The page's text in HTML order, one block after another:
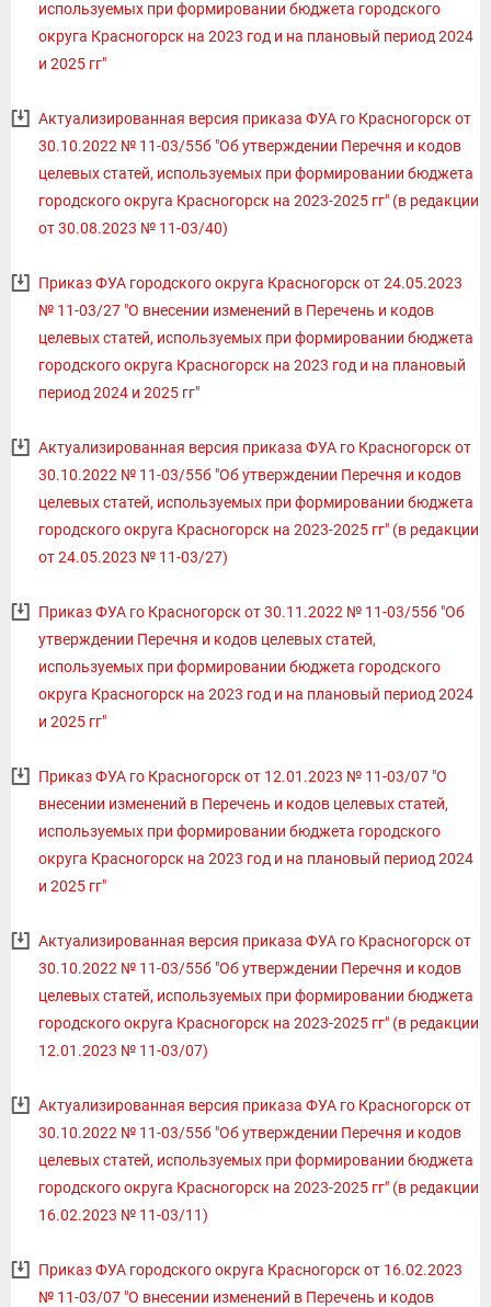
используемых при формировании бюджета городского
округа Красногорск на 2023 год и на плановый период 2024
и 2025 гг"
Актуализированная версия приказа ФУА го Красногорск от
30.10.2022 № 11-03/55б "Об утверждении Перечня и кодов
целевых статей, используемых при формировании бюджета
городского округа Красногорск на 2023-2025 гг" (в редакции
от 30.08.2023 № 11-03/40)
Приказ ФУА городского округа Красногорск от 24.05.2023
№ 11-03/27 "О внесении изменений в Перечень и кодов
целевых статей, используемых при формировании бюджета
городского округа Красногорск на 2023 год и на плановый
период 2024 и 2025 гг"
Актуализированная версия приказа ФУА го Красногорск от
30.10.2022 № 11-03/55б "Об утверждении Перечня и кодов
целевых статей, используемых при формировании бюджета
городского округа Красногорск на 2023-2025 гг" (в редакции
от 24.05.2023 № 11-03/27)
Приказ ФУА го Красногорск от 30.11.2022 № 11-03/55б "Об
утверждении Перечня и кодов целевых статей,
используемых при формировании бюджета городского
округа Красногорск на 2023 год и на плановый период 2024
и 2025 гг"
Приказ ФУА го Красногорск от 12.01.2023 № 11-03/07 "О
внесении изменений в Перечень и кодов целевых статей,
используемых при формировании бюджета городского
округа Красногорск на 2023 год и на плановый период 2024
и 2025 гг"
Актуализированная версия приказа ФУА го Красногорск от
30.10.2022 № 11-03/55б "Об утверждении Перечня и кодов
целевых статей, используемых при формировании бюджета
городского округа Красногорск на 2023-2025 гг" (в редакции
12.01.2023 № 11-03/07)
Актуализированная версия приказа ФУА го Красногорск от
30.10.2022 № 11-03/55б "Об утверждении Перечня и кодов
целевых статей, используемых при формировании бюджета
городского округа Красногорск на 2023-2025 гг" (в редакции
16.02.2023 № 11-03/11)
Приказ ФУА городского округа Красногорск от 16.02.2023
№ 11-03/07 "О внесении изменений в Перечень и кодов